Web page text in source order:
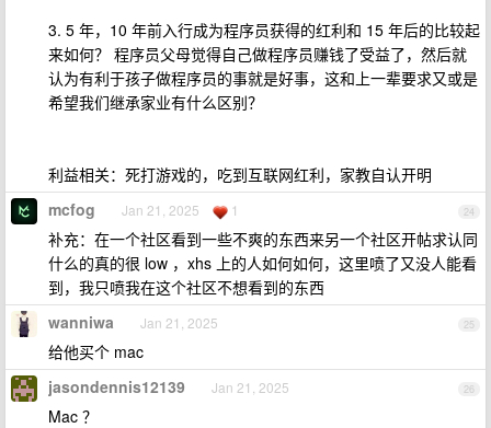
3. 5 年，10 年前入行成为程序员获得的红利和 15 年后的比较起
来如何？ 程序员父母觉得自己做程序员赚钱了受益了，然后就
认为有利于孩子做程序员的事就是好事，这和上一辈要求又或是
希望我们继承家业有什么区别？
利益相关：死打游戏的，吃到互联网红利，家教自认开明
24
mcfog Jan 21, 2025 1
补充：在一个社区看到一些不爽的东西来另一个社区开帖求认同
什么的真的很 low ，xhs 上的人如何如何，这里喷了又没人能看
到，我只喷我在这个社区不想看到的东西
25
wanniwa Jan 21, 2025
给他买个 mac
26
jasondennis12139 Jan 21, 2025
Mac ？